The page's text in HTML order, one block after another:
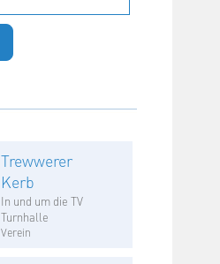
Trewwerer
Kerb
In und um die TV
Turnhalle
Verein